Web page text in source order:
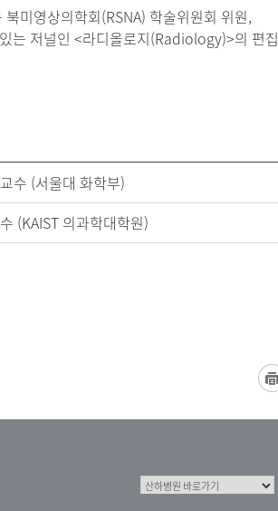
미영상의학회(RSNA) 학술위원회 위원,
는 저널인 <라디올로지(Radiology)>의 편집
수 (서울대 화학부)
(KAIST 의과학대학원)